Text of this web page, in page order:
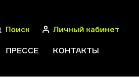
Поиск Личный кабинет
ПРЕССЕ КОНТАКТЫ